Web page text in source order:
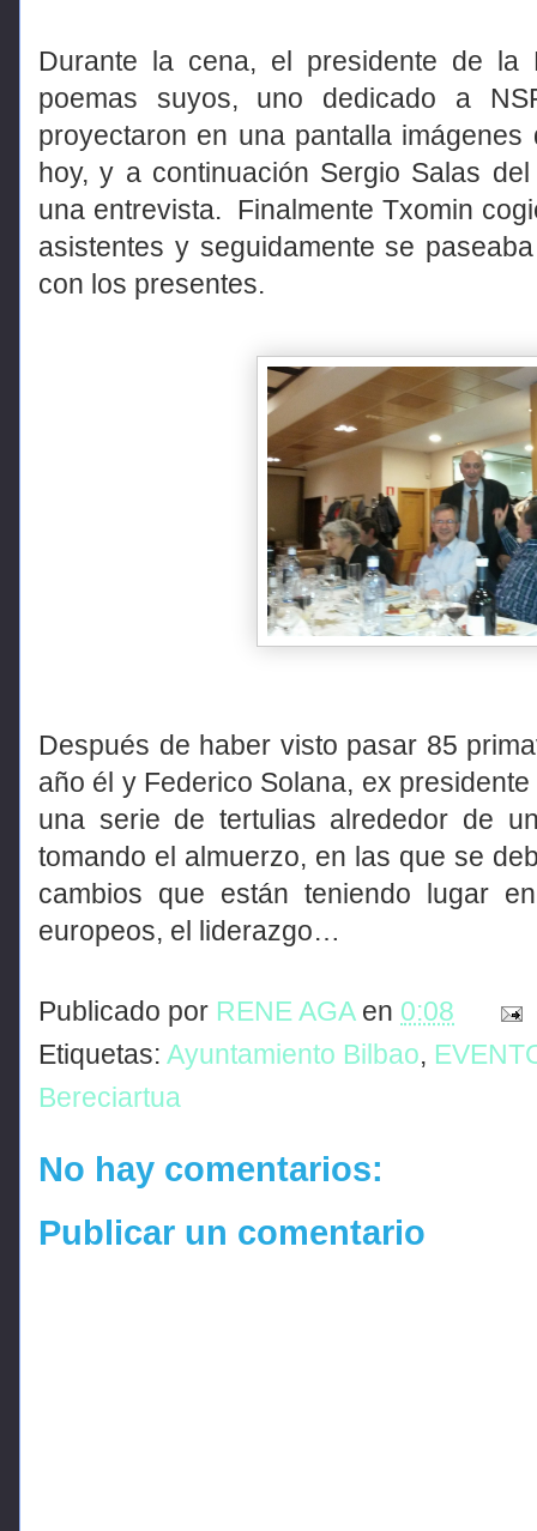
Durante la cena, el presidente de la
poemas suyos, uno dedicado a
proyectaron en una pantalla
hoy, y a continuación Sergio Salas
una entrevista.
Finalmente Txomin
asistentes y seguidamente se
con los presentes.
Después de haber visto pasar 85
año él y Federico Solana, ex
una serie de tertulias alrededor de
tomando el almuerzo, en las que se
cambios que están teniendo lugar
europeos, el liderazgo…
Publicado por RENE AGA en 0:08
Etiquetas: Ayuntamiento Bilbao,
Bereciartua
No hay comentarios:
Publicar un comentario